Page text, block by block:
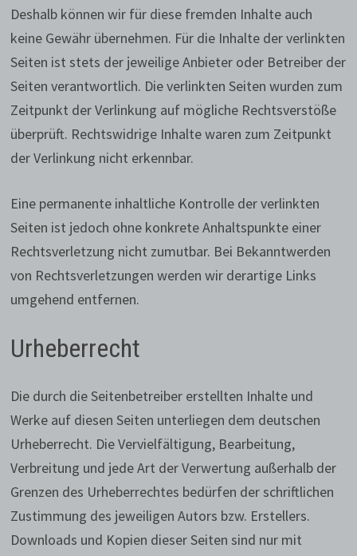
Deshalb können wir für diese fremden Inhalte auch
keine Gewähr übernehmen. Für die Inhalte der verlinkten
Seiten ist stets der jeweilige Anbieter oder Betreiber der
Seiten verantwortlich. Die verlinkten Seiten wurden zum
Zeitpunkt der Verlinkung auf mögliche Rechtsverstöße
überprüft. Rechtswidrige Inhalte waren zum Zeitpunkt
der Verlinkung nicht erkennbar.
Eine permanente inhaltliche Kontrolle der verlinkten
Seiten ist jedoch ohne konkrete Anhaltspunkte einer
Rechtsverletzung nicht zumutbar. Bei Bekanntwerden
von Rechtsverletzungen werden wir derartige Links
umgehend entfernen.
Urheberrecht
Die durch die Seitenbetreiber erstellten Inhalte und
Werke auf diesen Seiten unterliegen dem deutschen
Urheberrecht. Die Vervielfältigung, Bearbeitung,
Verbreitung und jede Art der Verwertung außerhalb der
Grenzen des Urheberrechtes bedürfen der schriftlichen
Zustimmung des jeweiligen Autors bzw. Erstellers.
Downloads und Kopien dieser Seiten sind nur mit